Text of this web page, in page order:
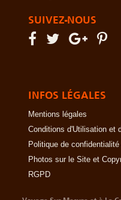
SUIVEZ-NOUS
INFOS LÉGALES
Mentions légales
Conditions d'Utilisation et
Politique de
Photos sur le Site et
RGPD